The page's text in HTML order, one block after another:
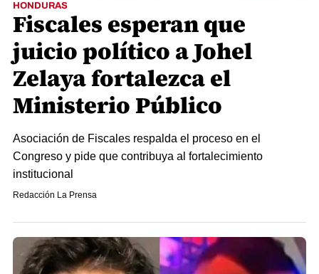
HONDURAS
Fiscales esperan que
juicio político a Johel
Zelaya fortalezca el
Ministerio Público
Asociación de Fiscales respalda el proceso en el
Congreso y pide que contribuya al fortalecimiento
institucional
Redacción La Prensa